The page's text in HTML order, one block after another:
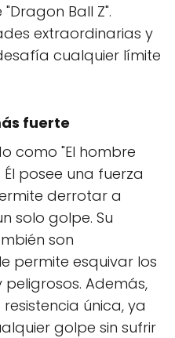
Ball Z".
extraordinarias y
cualquier límite
fuerte
como "El hombre
posee una fuerza
derrotar a
solo golpe. Su
son
permite esquivar los
Además,
única, ya
golpe sin sufrir